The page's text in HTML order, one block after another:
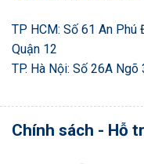
TP HCM: Số 61 An
Quận 12
TP. Hà Nội: Số 26A
Chính sách - Hỗ